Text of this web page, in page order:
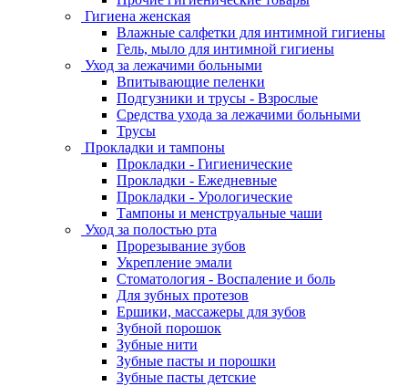
Гигиена женская
Влажные салфетки для интимной гигиены
Гель, мыло для интимной гигиены
Уход за лежачими больными
Впитывающие пеленки
Подгузники и трусы - Взрослые
Средства ухода за лежачими больными
Трусы
Прокладки и тампоны
Прокладки - Гигиенические
Прокладки - Ежедневные
Прокладки - Урологические
Тампоны и менструальные чаши
Уход за полостью рта
Прорезывание зубов
Укрепление эмали
Стоматология - Воспаление и боль
Для зубных протезов
Ершики, массажеры для зубов
Зубной порошок
Зубные нити
Зубные пасты и порошки
Зубные пасты детские